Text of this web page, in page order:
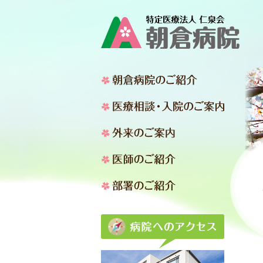
朝倉病
医療相
外来のご
医師のご
部署のご
アクセス